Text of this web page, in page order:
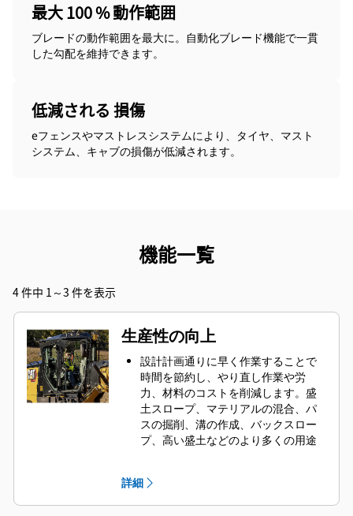
最大 100 % 動作範囲
ブレードの動作範囲を最大に。自動化ブレード機能で一貫
した勾配を維持できます。
低減される 損傷
eフェンスやマストレスシステムにより、タイヤ、マスト
システム、キャブの損傷が低減されます。
機能一覧
4 件中 1～3 件を表示
生産性の向上
設計計画通りに早く作業することで
時間を節約し、やり直し作業や労
力、材料のコストを削減します。盛
土スロープ、マテリアルの混合、パ
スの掘削、溝の作成、バックスロー
プ、高い盛土などのより多くの用途
視界やパフォーマンスの邪魔になる
マストはありません。
詳細